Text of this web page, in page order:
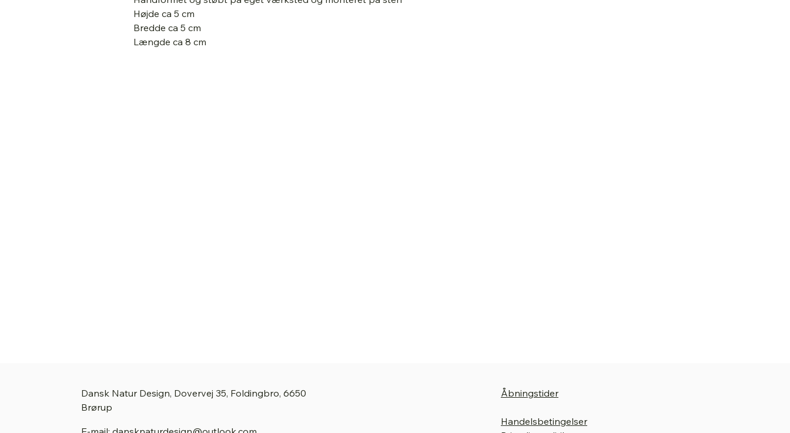
Højde ca 5 cm
Bredde ca 5 cm
Længde ca 8 cm
Dansk Natur Design, Dovervej 35, Foldingbro, 6650
Brørup
Åbningstider
Handelsbetingelser